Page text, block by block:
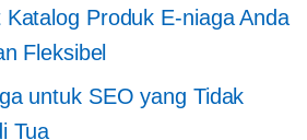
Produk E-niaga Anda
Fleksibel
untuk SEO yang Tidak
Tua